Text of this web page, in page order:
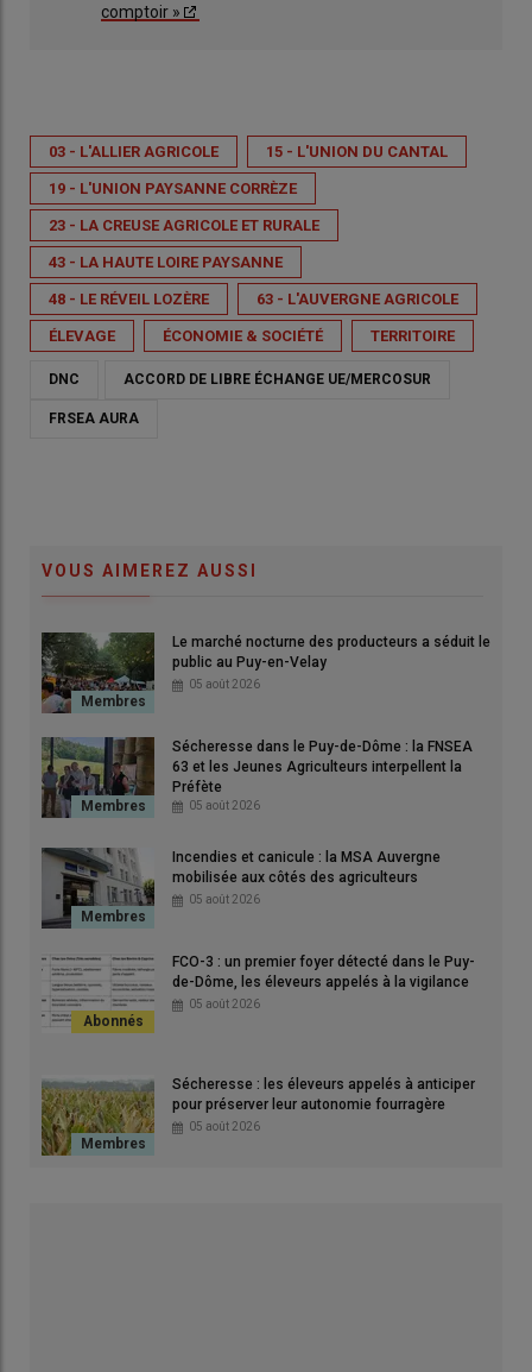
comptoir »
03 - L'ALLIER AGRICOLE 15 - L'UNION DU CANTAL
19 - L'UNION PAYSANNE CORRÈZE
23 - LA CREUSE AGRICOLE ET RURALE
43 - LA HAUTE LOIRE PAYSANNE
48 - LE RÉVEIL LOZÈRE 63 - L'AUVERGNE AGRICOLE
ÉLEVAGE ÉCONOMIE & SOCIÉTÉ TERRITOIRE
DNC ACCORD DE LIBRE ÉCHANGE UE/MERCOSUR
FRSEA AURA
VOUS AIMEREZ AUSSI
Le marché nocturne des producteurs a séduit le
public au Puy-en-Velay
05 août 2026
Sécheresse dans le Puy-de-Dôme : la FNSEA
63 et les Jeunes Agriculteurs interpellent la
Préfète
05 août 2026
Incendies et canicule : la MSA Auvergne
mobilisée aux côtés des agriculteurs
05 août 2026
FCO-3 : un premier foyer détecté dans le Puy-
de-Dôme, les éleveurs appelés à la vigilance
05 août 2026
Sécheresse : les éleveurs appelés à anticiper
pour préserver leur autonomie fourragère
05 août 2026